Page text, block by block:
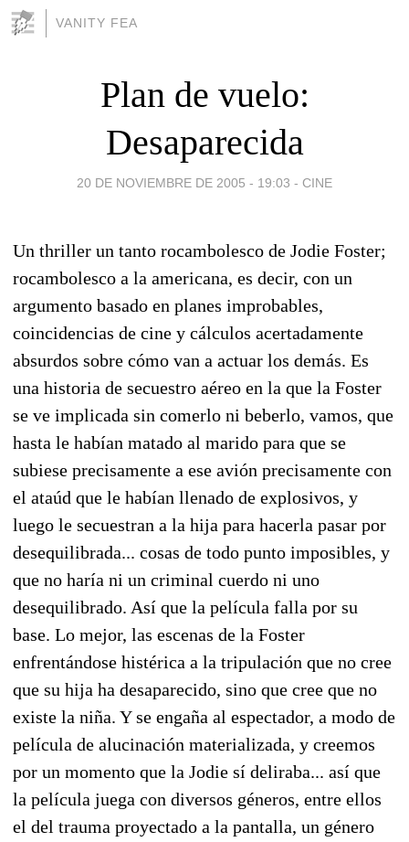
VANITY FEA
Plan de vuelo:
Desaparecida
20 DE NOVIEMBRE DE 2005 - 19:03 - CINE
Un thriller un tanto rocambolesco de Jodie Foster;
rocambolesco a la americana, es decir, con un
argumento basado en planes improbables,
coincidencias de cine y cálculos acertadamente
absurdos sobre cómo van a actuar los demás. Es
una historia de secuestro aéreo en la que la Foster
se ve implicada sin comerlo ni beberlo, vamos, que
hasta le habían matado al marido para que se
subiese precisamente a ese avión precisamente con
el ataúd que le habían llenado de explosivos, y
luego le secuestran a la hija para hacerla pasar por
desequilibrada... cosas de todo punto imposibles, y
que no haría ni un criminal cuerdo ni uno
desequilibrado. Así que la película falla por su
base. Lo mejor, las escenas de la Foster
enfrentándose histérica a la tripulación que no cree
que su hija ha desaparecido, sino que cree que no
existe la niña. Y se engaña al espectador, a modo de
película de alucinación materializada, y creemos
por un momento que la Jodie sí deliraba... así que
la película juega con diversos géneros, entre ellos
el del trauma proyectado a la pantalla, un género